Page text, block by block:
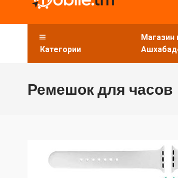
Категории
Магазин
Ремешок для часов